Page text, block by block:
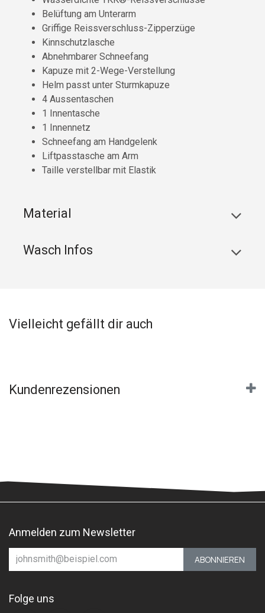
Belüftung am Unterarm
Griffige Reissverschluss-Zipperzüge
Kinnschutzlasche
Abnehmbarer Schneefang
Kapuze mit 2-Wege-Verstellung
Helm passt unter Sturmkapuze
4 Aussentaschen
1 Innentasche
1 Innennetz
Schneefang am Handgelenk
Liftpasstasche am Arm
Taille verstellbar mit Elastik
Material
Wasch Infos
Vielleicht gefällt dir auch
Kundenrezensionen
Anmelden zum Newsletter
ABONNIEREN
Folge uns